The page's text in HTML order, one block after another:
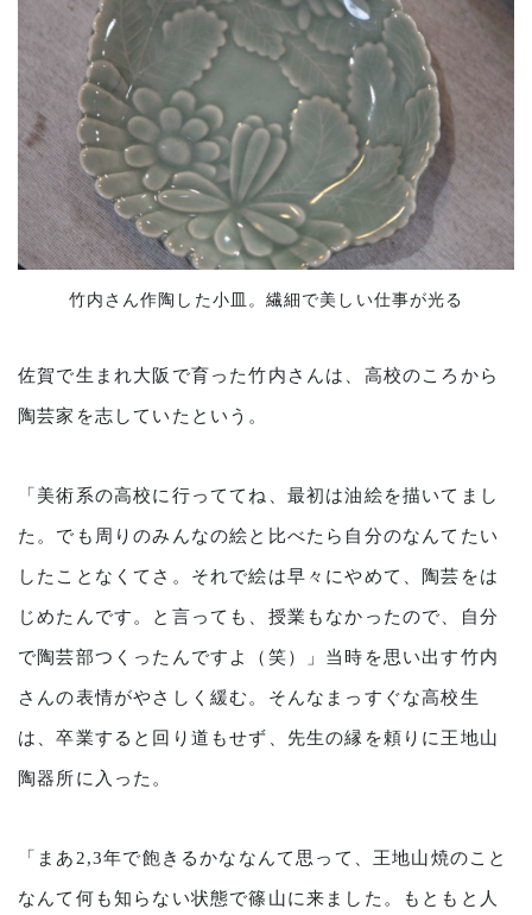
竹内さん作陶した小皿。繊細で美しい仕事が光る
佐賀で生まれ大阪で育った竹内さんは、高校のころから
陶芸家を志していたという。
「美術系の高校に行っててね、最初は油絵を描いてまし
た。でも周りのみんなの絵と比べたら自分のなんてたい
したことなくてさ。それで絵は早々にやめて、陶芸をは
じめたんです。と言っても、授業もなかったので、自分
で陶芸部つくったんですよ（笑）」当時を思い出す竹内
さんの表情がやさしく緩む。そんなまっすぐな高校生
は、卒業すると回り道もせず、先生の縁を頼りに王地山
陶器所に入った。
「まあ2,3年で飽きるかななんて思って、王地山焼のこと
なんて何も知らない状態で篠山に来ました。もともと人